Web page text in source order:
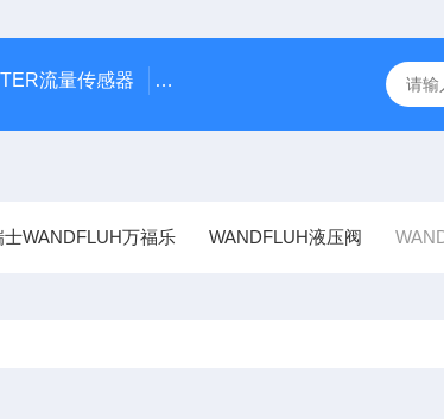
流量传感器 HEIDENHAIN海德汉角度编码
士WANDFLUH万福乐 WANDFLUH液压阀